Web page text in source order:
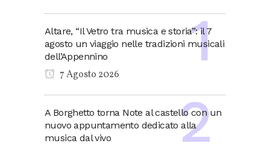
Altare, “Il Vetro tra musica e storia”: il 7
agosto un viaggio nelle tradizioni musicali
dell’Appennino
7 Agosto 2026
A Borghetto torna Note al castello con un
nuovo appuntamento dedicato alla
musica dal vivo